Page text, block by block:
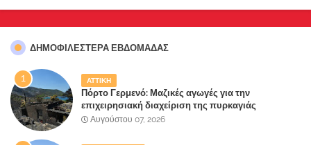
ΔΗΜΟΦΙΛΈΣΤΕΡΑ ΕΒΔΟΜΆΔΑΣ
ΑΤΤΙΚΗ
Πόρτο Γερμενό: Μαζικές αγωγές για την
επιχειρησιακή διαχείριση της πυρκαγιάς
ετοιμάζουν οι κάτοικοι!
Αυγούστου 07, 2026